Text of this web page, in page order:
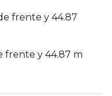
frente y 44.87
frente y 44.87 m